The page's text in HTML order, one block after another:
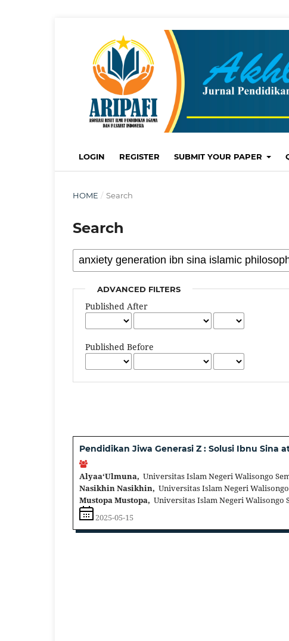
LOGIN REGISTER SUBMIT YOUR PAPER
HOME / Search
Search
ADVANCED FILTERS
Published After
Published Before
Pendidikan Jiwa Generasi Z : Solusi Ibnu Sina
Alyaa‘Ulmuna, Universitas Islam Negeri Walisongo
Nasikhin Nasikhin, Universitas Islam Negeri
Mustopa Mustopa, Universitas Islam Negeri Walisongo
2025-05-15